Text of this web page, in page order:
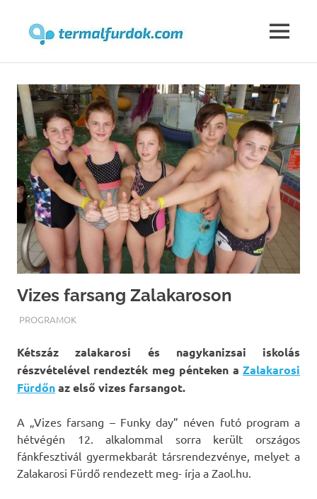
content
MENU
Vizes farsang Zalakaroson
TERMALFURDOK.COM
PROGRAMOK
Kétszáz zalakarosi és nagykanizsai iskolás
részvételével rendezték meg pénteken a Zalakarosi
Fürdőnaz első vizes farsangot.
A „Vizes farsang – Funky day” néven futó program a
hétvégén 12. alkalommal sorra került országos
fánkfesztivál gyermekbarát társrendezvénye, melyet a
Zalakarosi Fürdő rendezett meg- írja a Zaol.hu.